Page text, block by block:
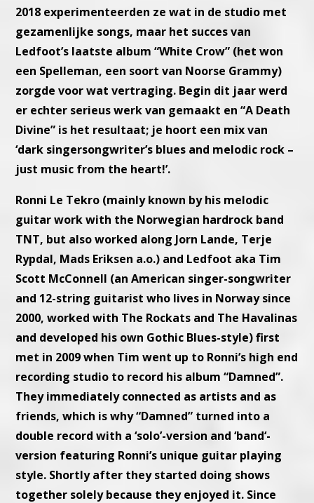
2018 experimenteerden ze wat in de studio met
gezamenlijke songs, maar het succes van
Ledfoot’s laatste album “White Crow” (het won
een Spelleman, een soort van Noorse Grammy)
zorgde voor wat vertraging. Begin dit jaar werd
er echter serieus werk van gemaakt en “A Death
Divine” is het resultaat; je hoort een mix van
‘dark singersongwriter’s blues and melodic rock –
just music from the heart!’.
Ronni Le Tekro (mainly known by his melodic
guitar work with the Norwegian hardrock band
TNT, but also worked along Jorn Lande, Terje
Rypdal, Mads Eriksen a.o.) and Ledfoot aka Tim
Scott McConnell (an American singer-songwriter
and 12-string guitarist who lives in Norway since
2000, worked with The Rockats and The Havalinas
and developed his own Gothic Blues-style) first
met in 2009 when Tim went up to Ronni’s high end
recording studio to record his album “Damned”.
They immediately connected as artists and as
friends, which is why “Damned” turned into a
double record with a ‘solo’-version and ‘band‘-
version featuring Ronni’s unique guitar playing
style. Shortly after they started doing shows
together solely because they enjoyed it. Since